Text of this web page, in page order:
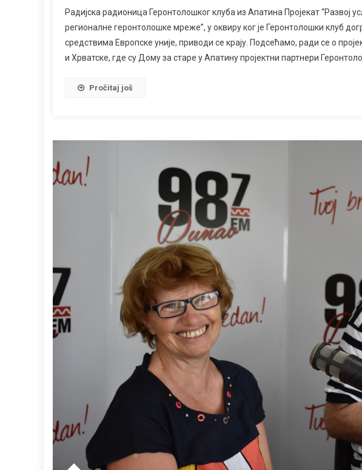
Радијска радионица Геронтолошког клуба из Апатина Пројекат “Развој
регионалне геронтолошке мреже”, у оквиру ког је Геронтолошки клуб
средствима Европске уније, приводи се крају. Подсећамо, ради се о
и Хрватске, где су Дому за старе у Апатину пројектни партнери
Pročitaj još